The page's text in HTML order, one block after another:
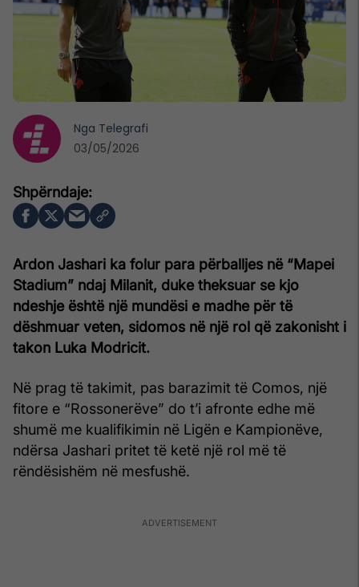
Ardon Jashari ka folur para përballjes në “Mapei
Stadium” ndaj Milanit, duke theksuar se kjo
ndeshje është një mundësi e madhe për të
dëshmuar veten, sidomos në një rol që zakonisht i
takon Luka Modricit.
Në prag të takimit, pas barazimit të Comos, një
fitore e “Rossonerëve” do t’i afronte edhe më
shumë me kualifikimin në Ligën e Kampionëve,
ndërsa Jashari pritet të ketë një rol më të
rëndësishëm në mesfushë.
Nga Telegrafi
03/05/2026